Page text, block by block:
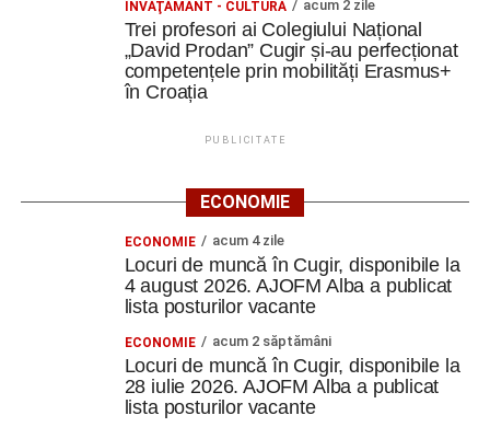
ÎNVĂŢĂMÂNT - CULTURĂ acum 2 zile
Trei profesori ai Colegiului Național
„David Prodan” Cugir și-au perfecționat
competențele prin mobilități Erasmus+
în Croația
PUBLICITATE
ECONOMIE
ECONOMIE acum 4 zile
Locuri de muncă în Cugir, disponibile la
4 august 2026. AJOFM Alba a publicat
lista posturilor vacante
ECONOMIE acum 2 săptămâni
Locuri de muncă în Cugir, disponibile la
28 iulie 2026. AJOFM Alba a publicat
lista posturilor vacante